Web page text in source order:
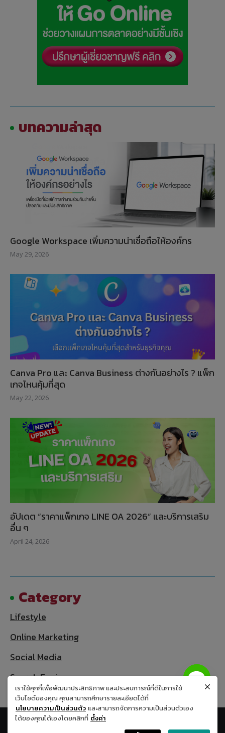
บทความล่าสุด
Google Workspace เพิ่มความน่าเชื่อถือให้องค์กร
May 29, 2026
Canva Pro และ Canva Business ต่างกันอย่างไร ? แพ็ก
เกจไหนคุ้มที่สุด
May 22, 2026
อัปเดต “ราคาแพ็กเกจ LINE OA 2026” และบริการเสริม
อื่น ๆ
April 24, 2026
Category
Lifestyle
Online Marketing
Social Media
Search Engine
เราใช้คุกกี้เพื่อพัฒนาประสิทธิภาพ และประสบการณ์ที่ดีในการใช้
เว็บไซต์ของคุณ คุณสามารถศึกษารายละเอียดได้ที่
นโยบายความเป็นส่วนตัว และสามารถจัดการความเป็นส่วนตัวเอง
ได้ของคุณได้เองโดยคลิกที่ ตั้งค่า